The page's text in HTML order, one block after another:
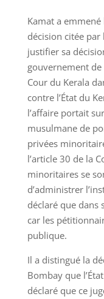
Kamat a
décision citée par
justifier sa
gouvernement de
Cour du Kerala
contre l’État du
l’affaire portait
musulmane de
privées
l’article 30 de la
minoritaires se
d’administrer
déclaré que dans
car les
publique.
Il a distingué la
Bombay que
déclaré que ce